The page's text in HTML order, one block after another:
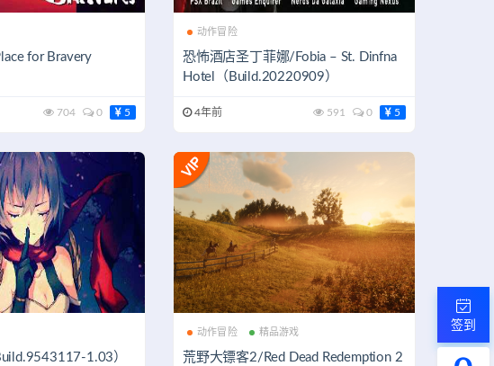
for Bravery
704 0 5
动作冒险
恐怖酒店圣丁菲娜/Fobia – St. Dinfna
Hotel（Build.20220909）
4年前 591 0 5
1.03）
动作冒险 精品游戏
荒野大镖客2/Red Dead Redemption 2
签到